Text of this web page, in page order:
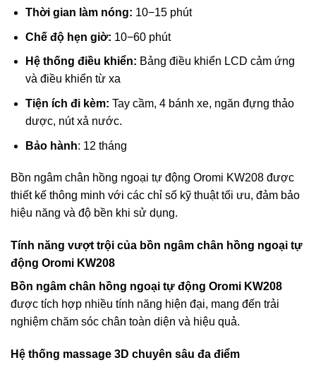
Thời gian làm nóng: 10−15phút
Chế độ hẹn giờ: 10−60phút
Hệ thống điều khiển: Bảng điều khiển LCD cảm ứng
và điều khiển từ xa
Tiện ích đi kèm: Tay cầm, 4 bánh xe, ngăn đựng thảo
dược, nút xả nước.
Bảo hành: 12 tháng
Bồn ngâm chân hồng ngoại tự động Oromi KW208 được
thiết kế thông minh với các chỉ số kỹ thuật tối ưu, đảm bảo
hiệu năng và độ bền khi sử dụng.
Tính năng vượt trội của bồn ngâm chân hồng ngoại tự
động Oromi KW208
Bồn ngâm chân hồng ngoại tự động Oromi KW208
được tích hợp nhiều tính năng hiện đại, mang đến trải
nghiệm chăm sóc chân toàn diện và hiệu quả.
Hệ thống massage 3D chuyên sâu đa điểm